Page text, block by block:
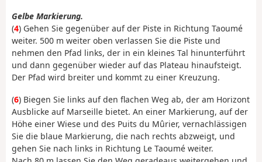
Gelbe Markierung.
(4) Gehen Sie gegenüber auf der Piste in Richtung Taoumé
weiter. 500 m weiter oben verlassen Sie die Piste und
nehmen den Pfad links, der in ein kleines Tal hinunterführt
und dann gegenüber wieder auf das Plateau hinaufsteigt.
Der Pfad wird breiter und kommt zu einer Kreuzung.
(6) Biegen Sie links auf den flachen Weg ab, der am Horizont
Ausblicke auf Marseille bietet. An einer Markierung, auf der
Höhe einer Wiese und des Puits du Mûrier, vernachlässigen
Sie die blaue Markierung, die nach rechts abzweigt, und
gehen Sie nach links in Richtung Le Taoumé weiter.